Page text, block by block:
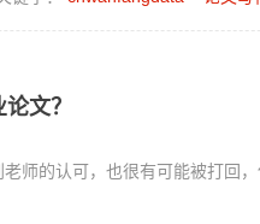
文？
师的认可，也很有可能被打回